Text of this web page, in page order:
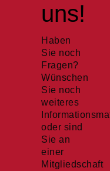
uns!
Haben
Sie noch
Fragen?
Wünschen
Sie noch
weiteres
oder sind
Sie an
einer
Mitgliedschaft